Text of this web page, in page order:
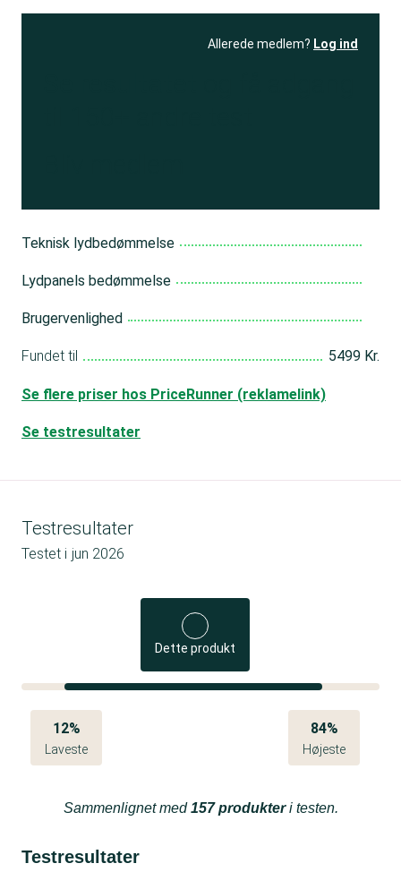
Allerede medlem? Log ind
Teknisk lydbedømmelse
Lydpanels bedømmelse
Brugervenlighed
Fundet til 5499 Kr.
Se flere priser hos PriceRunner (reklamelink)
Se testresultater
Testresultater
Testet i jun 2026
Dette produkt
12%
Laveste
84%
Højeste
Sammenlignet med157 produkteri testen.
Testresultater